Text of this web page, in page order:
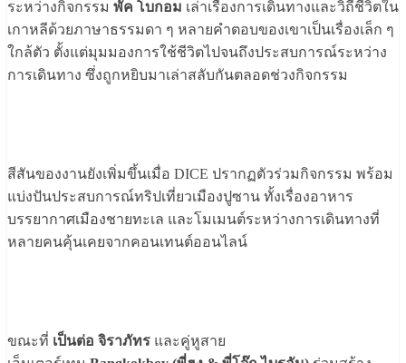
ระหว่างกิจกรรม พัค โบกอม เล่าเรื่องการเดินทางและวิถีชีวิตใน
เกาหลีด้วยภาษาธรรมดา ๆ หลายคำตอบของเขาเป็นเรื่องเล็ก ๆ
ใกล้ตัว ตั้งแต่มุมมองการใช้ชีวิตไปจนถึงประสบการณ์ระหว่าง
การเดินทาง ซึ่งถูกหยิบมาเล่าสลับกันตลอดช่วงกิจกรรม
สีสันของงานยังเพิ่มขึ้นเมื่อ DICE ปรากฏตัวร่วมกิจกรรม พร้อม
แบ่งปันประสบการณ์ทริปเที่ยวเมืองปูซาน ทั้งเรื่องอาหาร
บรรยากาศเมืองชายทะเล และโมเมนต์ระหว่างการเดินทางที่
หลายคนคุ้นเคยจากคอนเทนต์ออนไลน์
ขณะที่ เป็นต่อ จิราภัทร และคู่หูสาย